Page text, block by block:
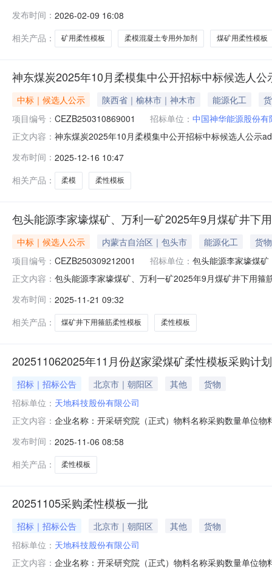
（2）受邀参与非公开询价业务的报价单位，请登录中煤
发布时间： 2026-02-09 16:08
相关产品：
矿用柔性模板 柔模混凝土专用外加剂 煤矿用柔性模板
神东煤炭2025年10月柔模集中公开招标中标候选人公
中标｜候选人公示 陕西省｜榆林市｜神木市 能源化工
项目编号： CEZB250310869001 招标单位： 中国神华能源股份
正文内容： 神东煤炭2025年10月柔模集中公开招标中标候选人公示
CEZB250310869001载明内容第一中标候选人第二中标
发布时间： 2025-12-16 10:47
相关产品：
柔模 柔性模板
包头能源李家壕煤矿、万利一矿2025年9月煤矿井下
中标｜候选人公示 内蒙古自治区｜包头市 能源化工
货物
项目编号： CEZB250309212001 招标单位： 包头能源李家壕煤矿
正文内容： 包头能源李家壕煤矿、万利一矿2025年9月煤矿井下用
人情况标段（包）编号：CEZB250309212001载明内容
元）217
发布时间： 2025-11-21 09:32
相关产品：
煤矿井下用箍筋柔性模板 柔性模板
202511062025年11月份赵家梁煤矿柔性模板采购计划
招标｜招标公告 北京市｜朝阳区 其他
货物
招标单位： 天地科技股份有限公司
正文内容： 企业名称：开采研究院（正式）物料名称采购数量单位
间：2025-11-1112:00:00收货地址：报价要求：无付款
发布时间： 2025-11-06 08:58
相关产品：
柔性模板
20251105采购柔性模板一批
招标｜招标公告 北京市｜朝阳区 其他
货物
招标单位： 天地科技股份有限公司
正文内容： 企业名称：开采研究院（正式）物料名称采购数量单位